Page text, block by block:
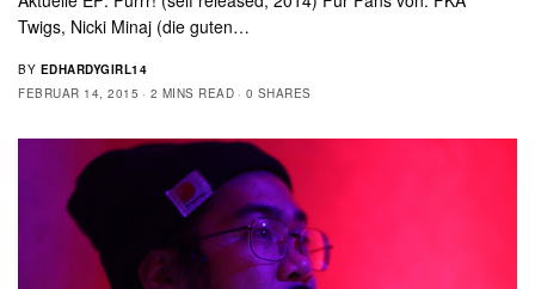
Twigs, Nicki Minaj (die guten…
BY EDHARDYGIRL14
FEBRUAR 14, 2015
2 MINS READ 0 SHARES